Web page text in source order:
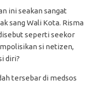
ini seakan sangat
sang Wali Kota. Risma
seperti seekor
si netizen,
diri?
tersebar di medsos